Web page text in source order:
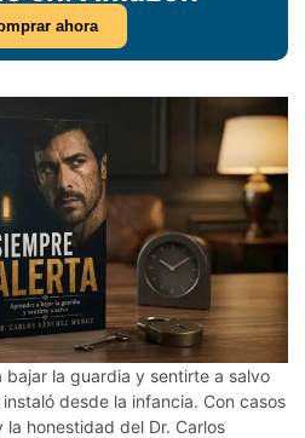
ahora
bajar la guardia y sentirte a salvo
desde la infancia. Con casos
honestidad del Dr. Carlos